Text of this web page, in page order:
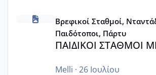
ΠΑΙΔΙΚΟΙ ΣΤΑΘΜΟΙ ΜΕ ΕΣΠΑ
Βρεφικοί Σταθμοί,
Παιδότοποι, Πάρτυ
ΠΑΙΔΙΚΟΙ ΣΤΑΘΜΟΙ
Melli · 26 Ιουλίου